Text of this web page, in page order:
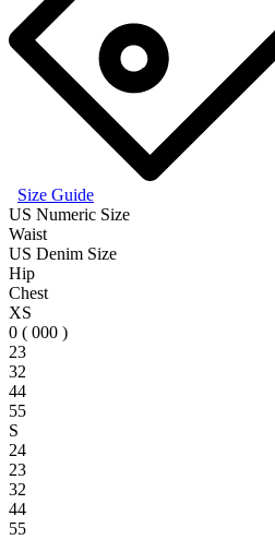
Size Guide
US Numeric Size
Waist
US Denim Size
Hip
Chest
XS
0 ( 000 )
23
32
44
55
S
24
23
32
44
55